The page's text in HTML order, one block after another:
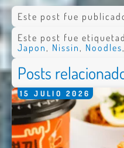
Este post fue
Este post fue
Japon , Nissin , Noodles,
Posts
15 JULIO 2026